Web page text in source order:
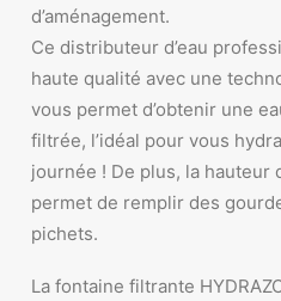
d’aménagement.
Ce distributeur d’eau
haute qualité avec une
vous permet d’obtenir une
filtrée, l’idéal pour vous
journée ! De plus, la hauteur
permet de remplir des
pichets.
La fontaine filtrante